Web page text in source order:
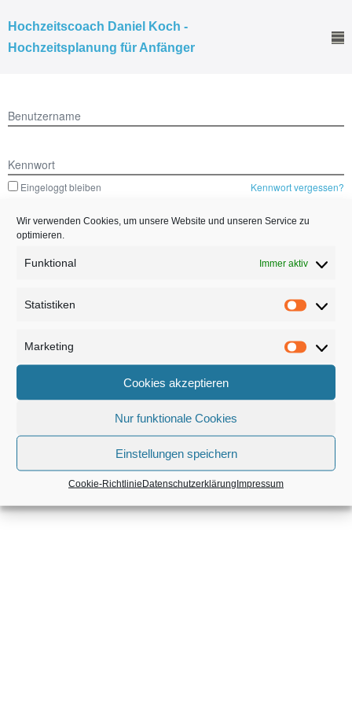
Wir verwenden Cookies, um unsere Website und unseren Service zu
optimieren.
Funktional Immer aktiv
Statistiken
Marketing
Cookies akzeptieren
Nur funktionale Cookies
Einstellungen speichern
Cookie-RichtlinieDatenschutzerklärungImpressum
Hochzeitscoach Daniel Koch -
Hochzeitsplanung für Anfänger
Benutzername
Kennwort
Eingeloggt bleiben Kennwort vergessen?